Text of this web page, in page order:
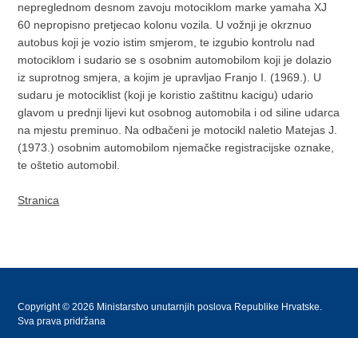
nepreglednom desnom zavoju motociklom marke yamaha XJ
60 nepropisno pretjecao kolonu vozila. U vožnji je okrznuo
autobus koji je vozio istim smjerom, te izgubio kontrolu nad
motociklom i sudario se s osobnim automobilom koji je dolazio
iz suprotnog smjera, a kojim je upravljao Franjo I. (1969.). U
sudaru je motociklist (koji je koristio zaštitnu kacigu) udario
glavom u prednji lijevi kut osobnog automobila i od siline udarca
na mjestu preminuo. Na odbačeni je motocikl naletio Matejas J.
(1973.) osobnim automobilom njemačke registracijske oznake,
te oštetio automobil.
Stranica
Copyright © 2026 Ministarstvo unutarnjih poslova Republike Hrvatske.
Sva prava pridržana